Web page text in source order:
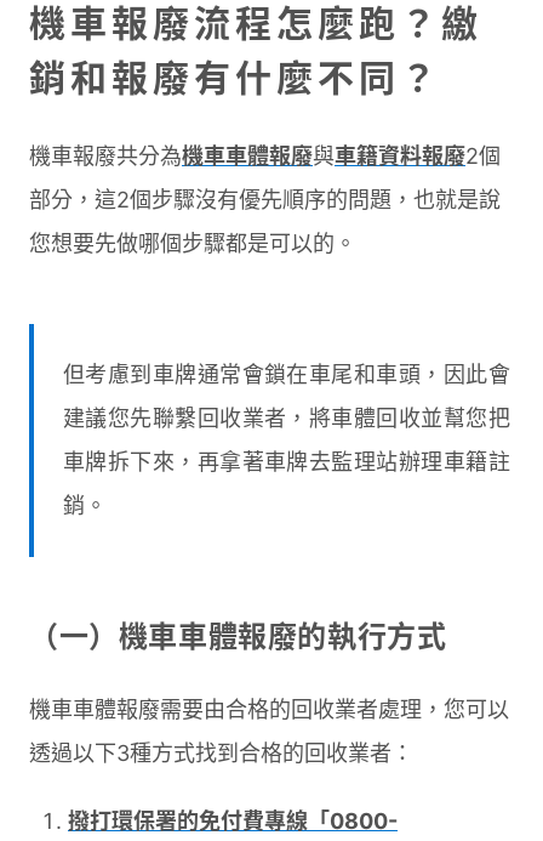
機車報廢流程怎麼跑？繳
銷和報廢有什麼不同？
機車報廢共分為機車車體報廢與車籍資料報廢2個
部分，這2個步驟沒有優先順序的問題，也就是說
您想要先做哪個步驟都是可以的。
但考慮到車牌通常會鎖在車尾和車頭，因此會
建議您先聯繫回收業者，將車體回收並幫您把
車牌拆下來，再拿著車牌去監理站辦理車籍註
銷。
（一）機車車體報廢的執行方式
機車車體報廢需要由合格的回收業者處理，您可以
透過以下3種方式找到合格的回收業者：
撥打環保署的免付費專線「0800-